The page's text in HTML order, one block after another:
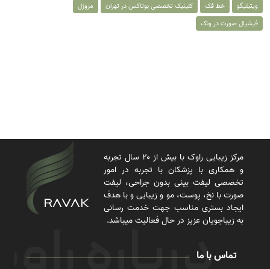
ویتیلیگو
خط فک کلینیک تخصصی بوتاکس در تهران
مزوژل
فیشیال صورت در ونک
مرکز زیبایی راوک با بیش از ۲۰ سال تجربه
و همکاری با پزشکان با تجربه در امور
تخصصی لیفت بینی بدون جراحی، لیفت
صورت با نخ، پوست، مو و زیبایی و با هدف
ایجاد بستری مناسب جهت خدمت رسانی
به زیباجویان عزیز در حال فعالیت میباشد.
تماس با ما